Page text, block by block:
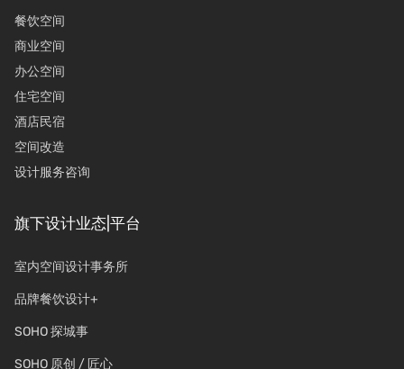
餐饮空间
商业空间
办公空间
住宅空间
酒店民宿
空间改造
设计服务咨询
旗下设计业态|平台
室内空间设计事务所
品牌餐饮设计+
SOHO 探城事
SOHO 原创 / 匠心